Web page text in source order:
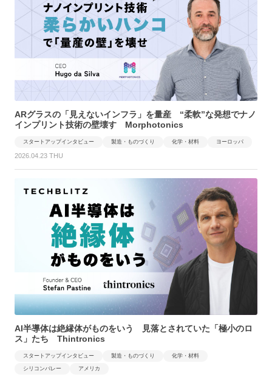
ARグラスの「見えないインフラ」を量産 “柔軟”な発想でナノ
インプリント技術の壁壊す Morphotonics
スタートアップインタビュー 製造・ものづくり 化学・材料 ヨーロッパ
2026.04.23 THU
AI半導体は絶縁体がものをいう 見落とされていた「極小のロ
ス」たち Thintronics
スタートアップインタビュー 製造・ものづくり 化学・材料
シリコンバレー アメリカ